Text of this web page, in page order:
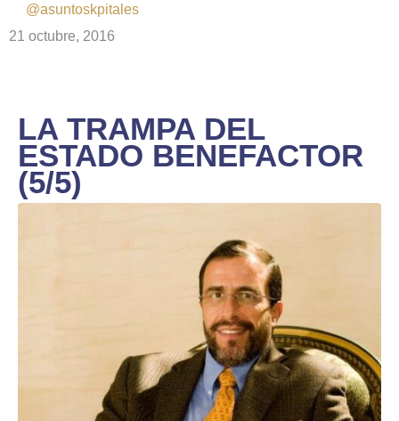
@asuntoskpitales
21 octubre, 2016
LA TRAMPA DEL
ESTADO BENEFACTOR
(5/5)